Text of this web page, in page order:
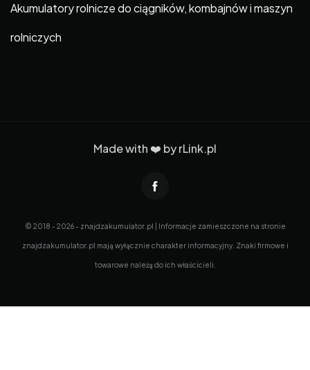
Akumulatory rolnicze do ciągników, kombajnów i maszyn
rolniczych
Made with ❤️ byrLink.pl
© 2018 - 2026 - znajdzakumulator.pl | Informacje zamieszczone na stronie
znajdzakumulator.pl mają wyłącznie charakter informacyjny. Znaki firmowe i
towarowe należą do ich właścicieli.